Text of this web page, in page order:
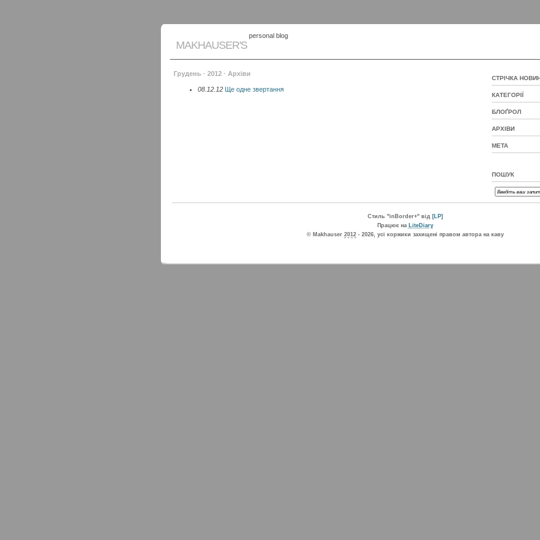
MAKHAUSER'S
personal blog
Грудень · 2012 · Архіви
08.12.12 Ще одне звертання
СТРІЧКА
КАТЕГОРІЇ
БЛОҐРОЛ
АРХІВИ
МЕТА
ПОШУК
Стиль "inBorder+" від [LP]
Працює на LiteDiary
© Makhauser 2012- 2026, усі коржики захищені правом автора на каву